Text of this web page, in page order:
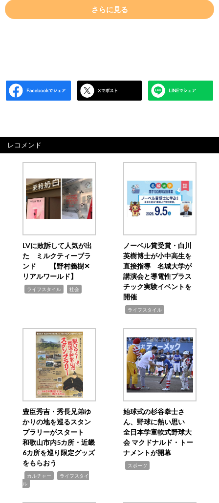
さらに見る
レコメンド
LVに敗訴して人気が出
た ミルクティーブラ
ンド 【野村義樹✕
リアルワールド】
ライフスタイル 社会
ノーベル賞受賞・白川
英樹博士が小中高生を
直接指導 名城大学が
講演会と導電性プラス
チック実験イベントを
開催
ライフスタイル
豊臣秀吉・秀長兄弟ゆ
かりの地を巡るスタン
プラリーがスタート
和歌山市内5カ所・近畿
6カ所を巡り限定グッズ
をもらおう
カルチャー
ライフスタイ
ル
始球式の杉谷拳士さ
ん、野球に熱い思い
全日本学童軟式野球大
会 マクドナルド・トー
ナメントが開幕
スポーツ